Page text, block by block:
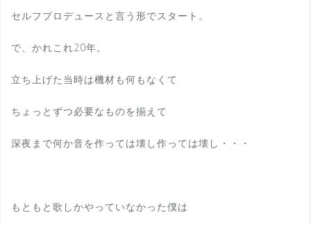
セルフプロデュースと言う形でスタート。
で、かれこれ20年。
立ち上げた当時は機材も何もなくて
ちょっとずつ必要なものを揃えて
深夜まで何か音を作っては壊し作っては壊し・・・
もともと歌しかやっていなかった僕は